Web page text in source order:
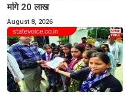
मांगे 20 लाख
August 8, 2026